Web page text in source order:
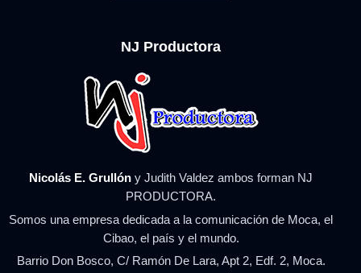
NJ Productora
Nicolás E. Grullón y Judith Valdez ambos forman NJ
PRODUCTORA.
Somos una empresa dedicada a la comunicación de Moca, el
Cibao, el país y el mundo.
Barrio Don Bosco, C/ Ramón De Lara, Apt 2, Edf. 2, Moca.